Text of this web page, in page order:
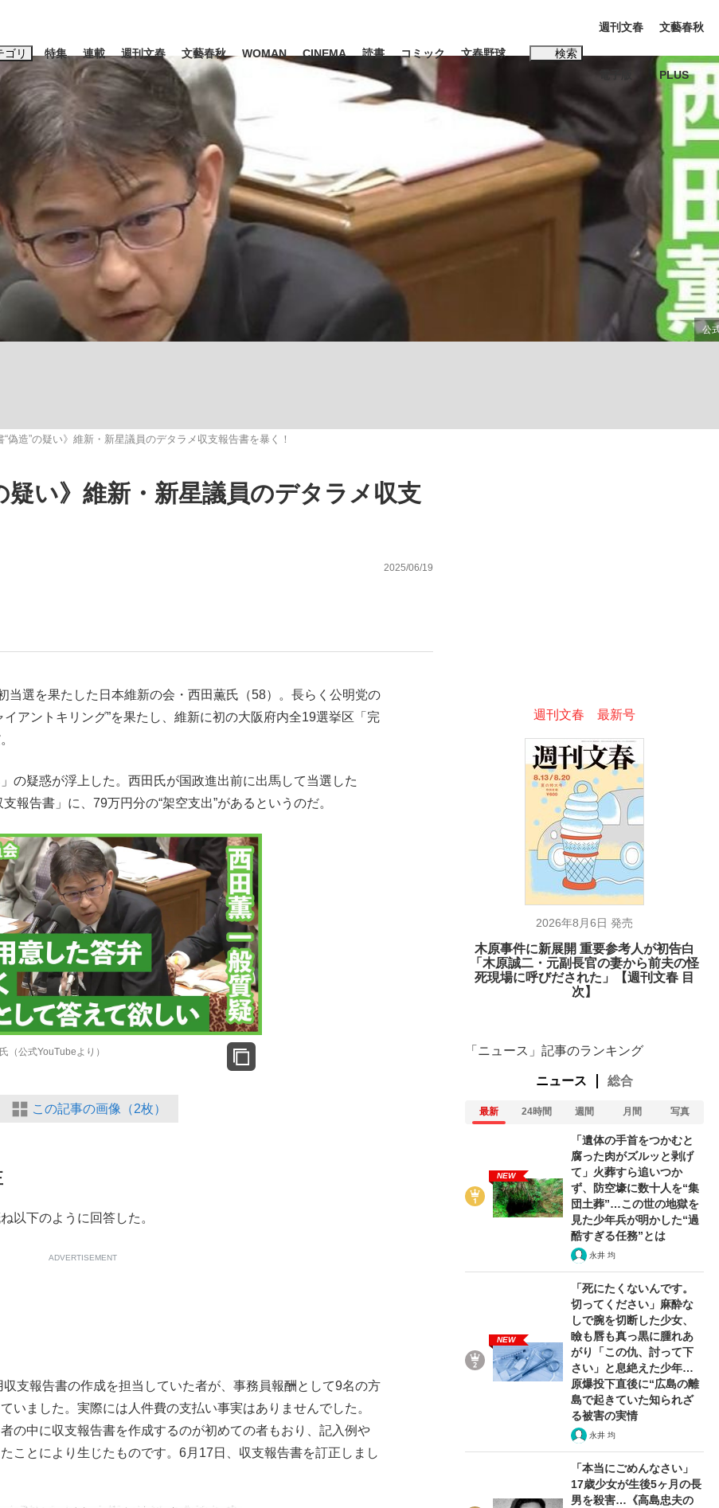
ゴリ
エンタメ ライフ インタビュー
明かした日本代表監督に... 「最悪の空気のまま解散」WBC日本代表“敗戦”の真実 選手が明かす...
ン選手が証言した“NPB聞... 「クマが悪者扱いされているのが悲しい」『北の国から』倉本聰氏（91...
ッカー日本代表・森保一監督...
特集
観る将棋、読む将棋
連載 週刊文春 文藝春秋 WOMAN CINEMA 読書 コミック 文春野球 検索
キーワード入力
ーワードタグ一覧
凌輝 #高市早苗 #後藤真希 #森岡毅 #城彰二 #内田有紀
#松田聖子
#亀和田武
週刊文春 文藝春秋
PLUS
“偽造”の疑い》維新・新星議員のデタラメ収支報告書を暴く！
疑い》維新・新星議員のデタラメ収支
2025/06/19
選を果たした日本維新の会・西田薫氏（58）。長らく公明党の
アントキリング”を果たし、維新に初の大阪府内全19選挙区「完
の疑惑が浮上した。西田氏が国政進出前に出馬して当選した
報告書」に、79万円分の“架空支出”があるというのだ。
（公式YouTubeより）
この記事の画像（2枚）
以下のように回答した。
ADVERTISEMENT
収支報告書の作成を担当していた者が、事務員報酬として9名の方
いました。実際には人件費の支払い事実はありませんでした。
の中に収支報告書を作成するのが初めての者もおり、記入例や
ことにより生じたものです。6月17日、収支報告書を訂正しまし
週刊文春 最新号
2026年8月6日 発売
木原事件に新展開 重要参考人が初告白
「木原誠二・元副長官の妻から前夫の怪
死現場に呼びだされた」【週刊文春 目
次】
「ニュース」記事のランキング
ニュース 総合
最新 24時間 週間 月間 写真
NEW
「遺体の手首をつかむと
腐った肉がズルッと剥げ
て」火葬すら追いつか
ず、防空壕に数十人を“集
団土葬”…この世の地獄を
見た少年兵が明かした“過
酷すぎる任務”とは
永井 均
NEW
「死にたくないんです。
切ってください」麻酔な
しで腕を切断した少女、
瞼も唇も真っ黒に腫れあ
がり「この仇、討って下
さい」と息絶えた少年…
原爆投下直後に“広島の離
島で起きていた知られざ
る被害の実情
永井 均
「本当にごめんなさい」
17歳少女が生後5ヶ月の長
男を殺害…《高島忠夫の